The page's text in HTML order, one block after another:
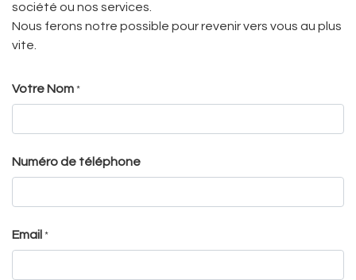
société ou nos services.
Nous ferons notre possible pour revenir vers vous au plus
vite.
Votre Nom *
Numéro de téléphone
Email *